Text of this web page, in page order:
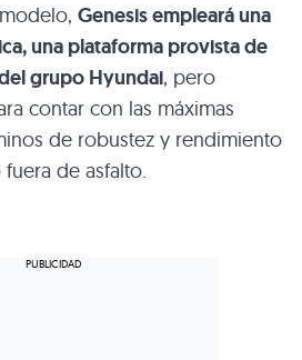
Genesis empleará una
una plataforma provista de
grupo Hyundai, pero
contar con las máximas
de robustez y rendimiento
de asfalto.